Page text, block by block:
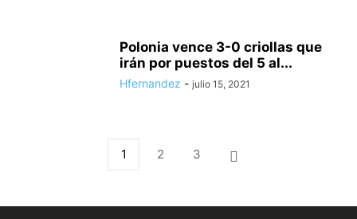
Polonia vence 3-0 criollas que
irán por puestos del 5 al...
Hfernandez - julio 15, 2021
1 2 3